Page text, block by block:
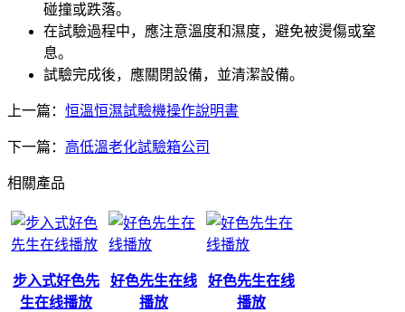
碰撞或跌落。
在試驗過程中，應注意溫度和濕度，避免被燙傷或窒
息。
試驗完成後，應關閉設備，並清潔設備。
上一篇： 恒溫恒濕試驗機操作說明書
下一篇： 高低溫老化試驗箱公司
相關產品
步入式好色先
生在线播放
好色先生在线
播放
好色先生在线
播放